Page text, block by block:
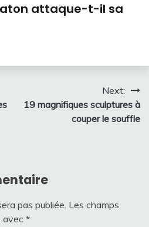
attaque-t-il sa
Next:
19 magnifiques sculptures à
couper le souffle
pas publiée. Les champs
avec *